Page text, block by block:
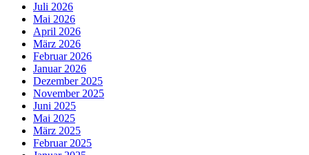
Juli 2026
Mai 2026
April 2026
März 2026
Februar 2026
Januar 2026
Dezember 2025
November 2025
Juni 2025
Mai 2025
März 2025
Februar 2025